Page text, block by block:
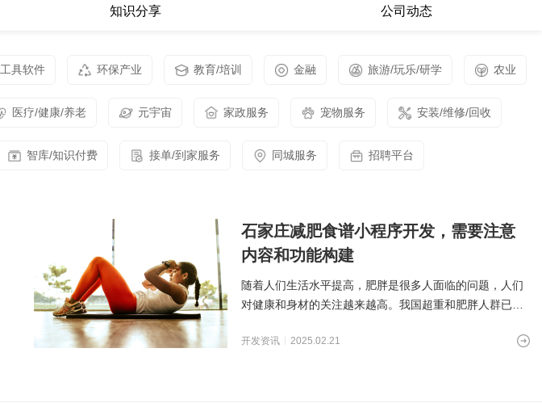
大数据解决方案
物联网解决方案
知识分享 公司动态
工具软件 环保产业 教育/培训 金融 旅游/玩乐/研学 农业
医疗/健康/养老 元宇宙 家政服务 宠物服务 安装/维修/回收
智库/知识付费 接单/到家服务 同城服务 招聘平台
石家庄减肥食谱小程序开发，需要注意
内容和功能构建
随着人们生活水平提高，肥胖是很多人面临的问题，人们
对健康和身材的关注越来越高。我国超重和肥胖人群已达
开发资讯 2025.02.21